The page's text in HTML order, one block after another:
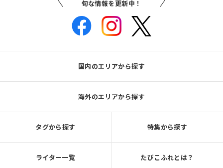
旬な情報を更新中！
国内のエリアから探す
海外のエリアから探す
タグから探す 特集から探す
ライター一覧 たびこふれとは？